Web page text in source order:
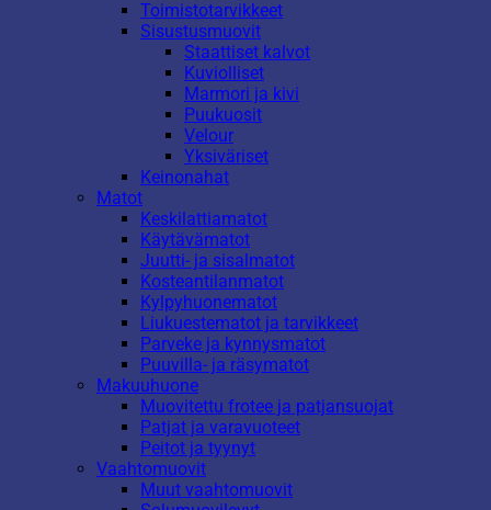
Toimistotarvikkeet
Sisustusmuovit
Staattiset kalvot
Kuviolliset
Marmori ja kivi
Puukuosit
Velour
Yksiväriset
Keinonahat
Matot
Keskilattiamatot
Käytävämatot
Juutti- ja sisalmatot
Kosteantilanmatot
Kylpyhuonematot
Liukuestematot ja tarvikkeet
Parveke ja kynnysmatot
Puuvilla- ja räsymatot
Makuuhuone
Muovitettu frotee ja patjansuojat
Patjat ja varavuoteet
Peitot ja tyynyt
Vaahtomuovit
Muut vaahtomuovit